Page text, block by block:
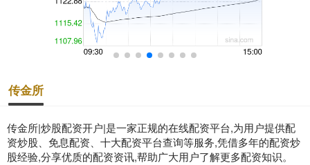
传金所
传金所|炒股配资开户|是一家正规的在线配资平台,为用户提供配
资炒股、免息配资、十大配资平台查询等服务,凭借多年的配资炒
股经验,分享优质的配资资讯,帮助广大用户了解更多配资知识。